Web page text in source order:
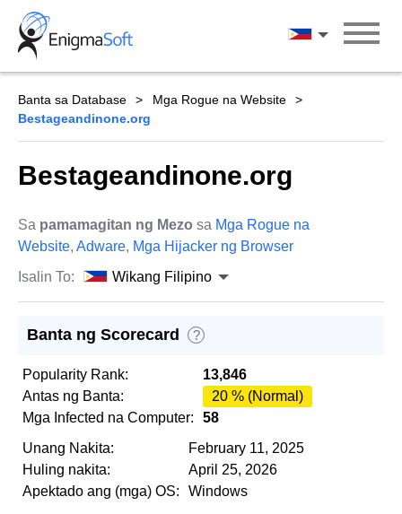
Skip
content
Wikang Filipino
Banta sa Database
Mga Rogue na Website
Bestageandinone.org
Bestageandinone.org
Sa pamamagitan ng Mezo sa Mga Rogue na
Website, Adware, Mga Hijacker ng Browser
Isalin To:
Wikang Filipino
Banta ng Scorecard ?
Popularity Rank:
13,846
Antas ng Banta:
20 % (Normal)
Mga Infected na Computer:
58
Unang Nakita:
February 11, 2025
Huling nakita:
April 25, 2026
Apektado ang (mga) OS:
Windows